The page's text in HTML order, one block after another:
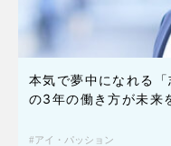
本気で夢中になれる
の3年の働き方が未来
アイ・パッション